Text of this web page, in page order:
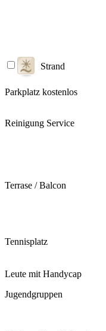
Strand
Parkplatz kostenlos
Reinigung Service
Terrase / Balcon
Tennisplatz
Leute mit Handycap
Jugendgruppen